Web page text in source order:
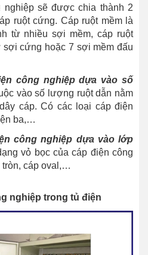
nghiệp sẽ được chia thành 2
ruột cứng. Cáp ruột mềm là
từ nhiều sợi mềm, cáp ruột
cứng hoặc 7 sợi mềm đấu
công nghiệp dựa vào số
vào số lượng ruột dẫn nằm
cáp. Có các loại cáp điện
ba,…
công nghiệp dựa vào lớp
vỏ bọc của cáp điện công
tròn, cáp oval,…
nghiệp trong tủ điện